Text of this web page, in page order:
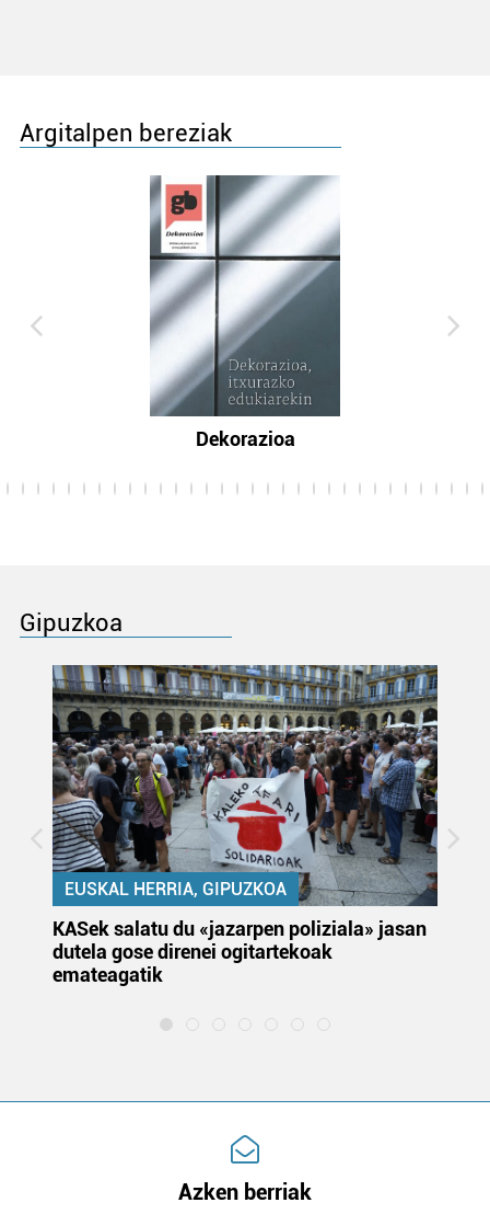
Argitalpen bereziak
Dekorazioa
Gipuzkoa
EUSKAL HERRIA, GIPUZKOA
KASek salatu du «jazarpen poliziala» jasan
dutela gose direnei ogitartekoak
emateagatik
Azken berriak